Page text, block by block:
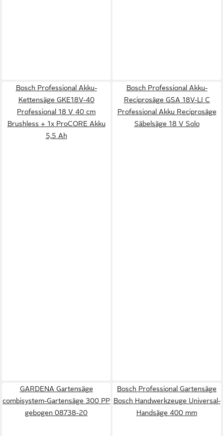
Bosch Professional Akku-
Kettensäge GKE18V-40
Professional 18 V 40 cm
Brushless + 1x ProCORE Akku
5,5 Ah
Bosch Professional Akku-
Reciprosäge GSA 18V-LI C
Professional Akku Reciprosäge
Säbelsäge 18 V Solo
GARDENA Gartensäge
combisystem-Gartensäge 300 PP
gebogen 08738-20
Bosch Professional Gartensäge
Bosch Handwerkzeuge Universal-
Handsäge 400 mm